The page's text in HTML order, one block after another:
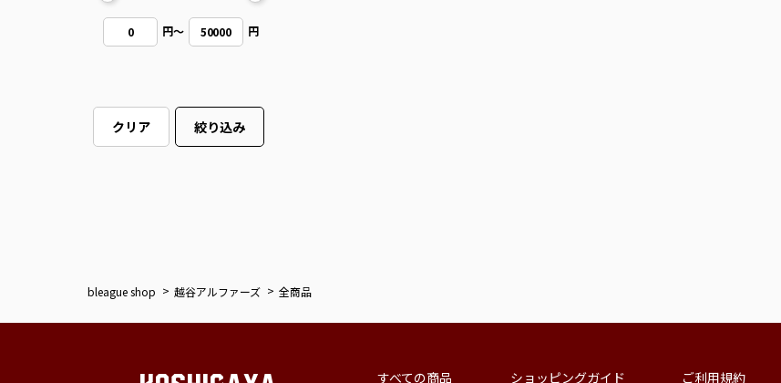
0 円～ 50000 円
クリア 絞り込み
bleague shop 越谷アルファーズ 全商品
すべての商品 ショッピングガイド ご利用規約